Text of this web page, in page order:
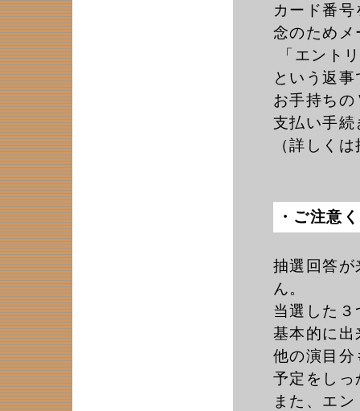
カード番
念のためメ
「エント
という返
お手持ち
支払い手続
（詳しく
・ご注意
抽選回答が
ん。
当選した
基本的に出
他の演目分
予定をしっ
また、エ